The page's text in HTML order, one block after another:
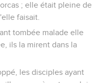
; elle était pleine de
faisait.
tombée malade elle
ils la mirent dans la
les disciples ayant